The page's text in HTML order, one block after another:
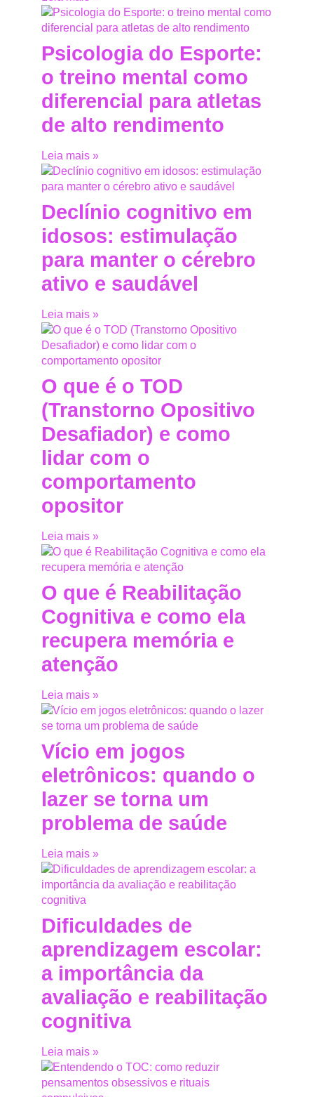
Psicologia do Esporte:
o treino mental como
diferencial para atletas
de alto rendimento
Leia mais »
Declínio cognitivo em
idosos: estimulação
para manter o cérebro
ativo e saudável
Leia mais »
O que é o TOD
(Transtorno Opositivo
Desafiador) e como
lidar com o
comportamento
opositor
Leia mais »
O que é Reabilitação
Cognitiva e como ela
recupera memória e
atenção
Leia mais »
Vício em jogos
eletrônicos: quando o
lazer se torna um
problema de saúde
Leia mais »
Dificuldades de
aprendizagem escolar:
a importância da
avaliação e reabilitação
cognitiva
Leia mais »